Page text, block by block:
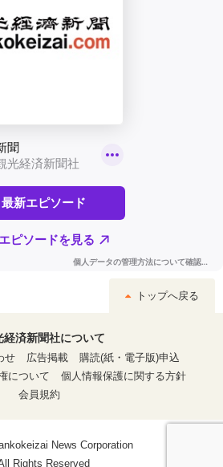
トップへ戻る
経済新聞社について
せ 広告掲載
購読(紙・電子版)申込
について
個人情報保護に関する方針
会員規約
News Corporation
Rights Reserved